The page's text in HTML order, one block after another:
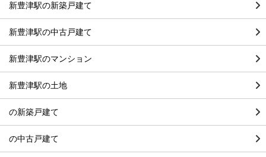
新豊津駅の新築戸建て
新豊津駅の中古戸建て
新豊津駅のマンション
新豊津駅の土地
の新築戸建て
の中古戸建て